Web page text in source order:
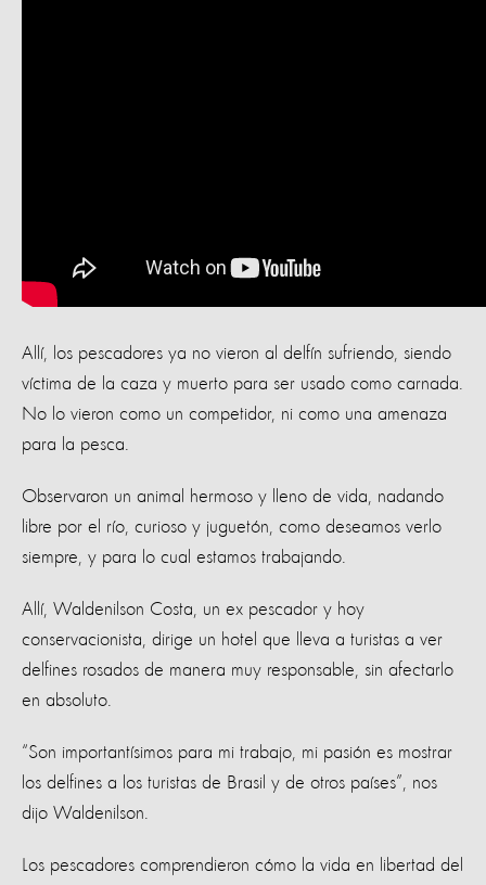
Allí, los pescadores ya no vieron al delfín sufriendo, siendo
víctima de la caza y muerto para ser usado como carnada.
No lo vieron como un competidor, ni como una amenaza
para la pesca.
Observaron un animal hermoso y lleno de vida, nadando
libre por el río, curioso y juguetón, como deseamos verlo
siempre, y para lo cual estamos trabajando.
Allí, Waldenilson Costa, un ex pescador y hoy
conservacionista, dirige un hotel que lleva a turistas a ver
delfines rosados de manera muy responsable, sin afectarlo
en absoluto.
“Son importantísimos para mi trabajo, mi pasión es mostrar
los delfines a los turistas de Brasil y de otros países”, nos
dijo Waldenilson.
Los pescadores comprendieron cómo la vida en libertad del